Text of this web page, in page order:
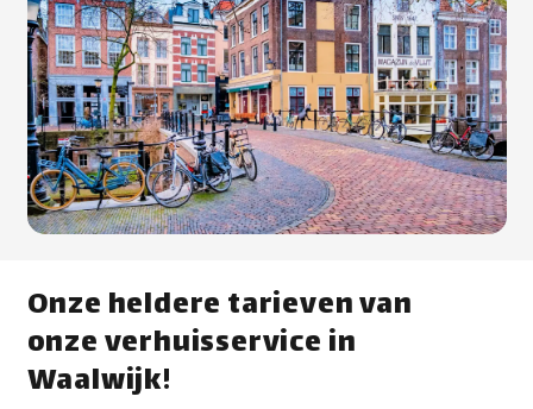
Onze heldere tarieven van
onze verhuisservice in
Waalwijk!